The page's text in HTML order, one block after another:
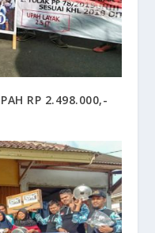
RP 2.498.000,-